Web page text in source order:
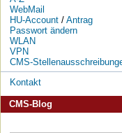
WebMail
HU-Account/ Antrag
Passwort ändern
WLAN
VPN
CMS-
Kontakt
CMS-Blog